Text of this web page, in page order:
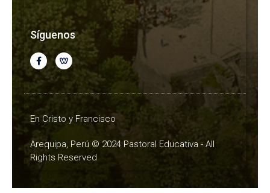
Síguenos
En Cristo y Francisco
Arequipa, Perú © 2024 Pastoral Educativa - All
Rights Reserved